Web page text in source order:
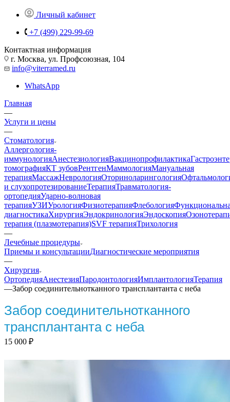
Личный кабинет
+7 (499) 229-99-69
Контактная информация
г. Москва, ул. Профсоюзная, 104
info@viterramed.ru
WhatsApp
Главная
—
Услуги и цены
—
Стоматология
Аллергология-
иммунологияАнестезиологияВакцинопрофилактика
томографияКТ зубовРентгенМаммологияМануальная
терапияМассажНеврологияОториноларингология
и слухопротезированиеТерапияТравматология-
ортопедияУдарно-волновая
терапияУЗИУрологияФизиотерапияФлебология
диагностикаХирургияЭндокринологияЭндоскопия
терапия (плазмотерапия)SVF терапияТрихология
—
Лечебные процедуры
Приемы и консультацииДиагностические мероприятия
—
Хирургия
ОртопедияАнестезияПародонтологияИмплантологияТерапия
—Забор соединительнотканного трансплантанта с неба
Забор соединительнотканного
трансплантанта с неба
15 000 ₽